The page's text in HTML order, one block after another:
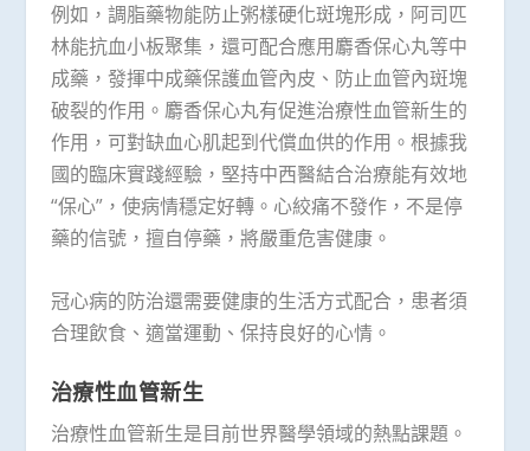
例如，調脂藥物能防止粥樣硬化斑塊形成，阿司匹
林能抗血小板聚集，還可配合應用麝香保心丸等中
成藥，發揮中成藥保護血管內皮、防止血管內斑塊
破裂的作用。麝香保心丸有促進治療性血管新生的
作用，可對缺血心肌起到代償血供的作用。根據我
國的臨床實踐經驗，堅持中西醫結合治療能有效地
“保心”，使病情穩定好轉。心絞痛不發作，不是停
藥的信號，擅自停藥，將嚴重危害健康。
冠心病的防治還需要健康的生活方式配合，患者須
合理飲食、適當運動、保持良好的心情。
治療性血管新生
治療性血管新生是目前世界醫學領域的熱點課題。